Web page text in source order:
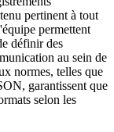
pertinent à tout
permettent
définir des
au sein de
normes, telles que
garantissent que
selon les